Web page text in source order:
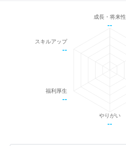
成長・将来性
--
やりがい
--
福利厚生
--
スキルアップ
--